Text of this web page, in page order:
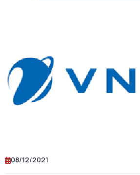
08/12/2021